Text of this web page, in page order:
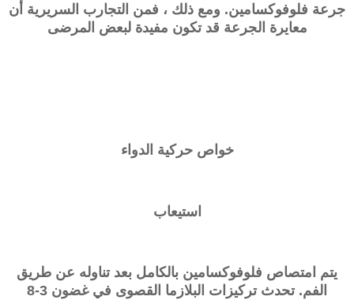
جرعة فلوفوكسامين. ومع ذلك ، فمن التجارب السريرية أن
معايرة الجرعة قد تكون مفيدة لبعض المرضى
خواص حركية الدواء
استيعاب
يتم امتصاص فلوفوكسامين بالكامل بعد تناوله عن طريق
الفم. تحدث تركيزات البلازما القصوى في غضون 3-8